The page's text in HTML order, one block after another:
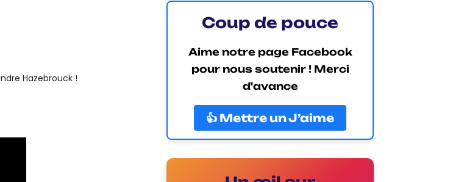
Hazebrouck !
Coup de pouce
Aime notre page Facebook
pour nous soutenir ! Merci
d'avance
👍 Mettre un J’aime